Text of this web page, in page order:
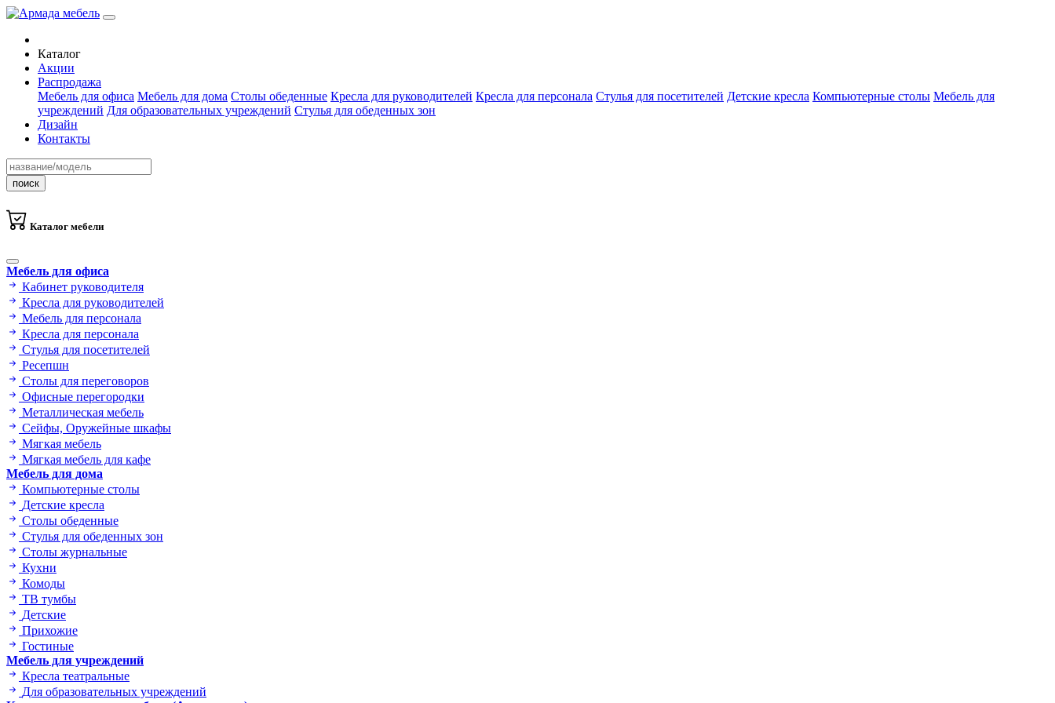
Каталог
Акции
Распродажа
Мебель для офиса Мебель для дома Столы обеденные Кресла для руководителей Кресла для персонала Стулья для посетителей Детские кресла Компьютерные столы Мебель для
учреждений Для образовательных учреждений Стулья для обеденных зон
Дизайн
Контакты
поиск
Каталог мебели
Мебель для офиса
Кабинет руководителя
Кресла для руководителей
Мебель для персонала
Кресла для персонала
Стулья для посетителей
Ресепшн
Столы для переговоров
Офисные перегородки
Металлическая мебель
Сейфы, Оружейные шкафы
Мягкая мебель
Мягкая мебель для кафе
Мебель для дома
Компьютерные столы
Детские кресла
Столы обеденные
Стулья для обеденных зон
Столы журнальные
Кухни
Комоды
ТВ тумбы
Детские
Прихожие
Гостиные
Мебель для учреждений
Кресла театральные
Для образовательных учреждений